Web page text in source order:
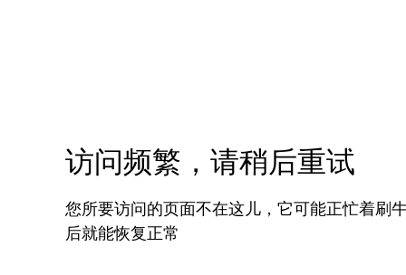
访问频繁，请稍后重试
您所要访问的页面不在这儿，它可能正忙着刷
后就能恢复正常